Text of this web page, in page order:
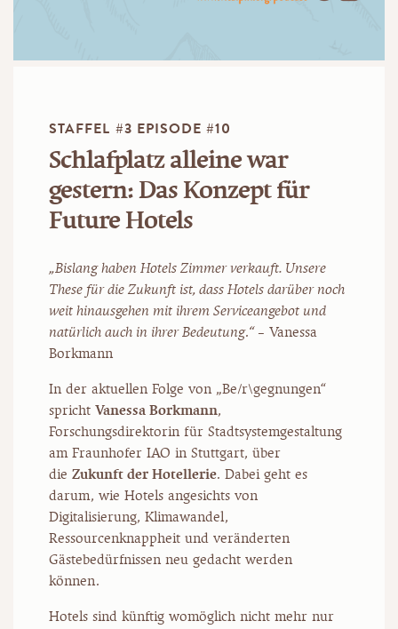
STAFFEL #3 EPISODE #10
Schlafplatz alleine war
gestern: Das Konzept für
Future Hotels
„Bislang haben Hotels Zimmer verkauft. Unsere
These für die Zukunft ist, dass Hotels darüber noch
weit hinausgehen mit ihrem Serviceangebot und
natürlich auch in ihrer Bedeutung.“ – Vanessa
Borkmann
In der aktuellen Folge von „Be/r\gegnungen“
spricht Vanessa Borkmann,
Forschungsdirektorin für Stadtsystemgestaltung
am Fraunhofer IAO in Stuttgart, über
die Zukunft der Hotellerie. Dabei geht es
darum, wie Hotels angesichts von
Digitalisierung, Klimawandel,
Ressourcenknappheit und veränderten
Gästebedürfnissen neu gedacht werden
können.
Hotels sind künftig womöglich nicht mehr nur